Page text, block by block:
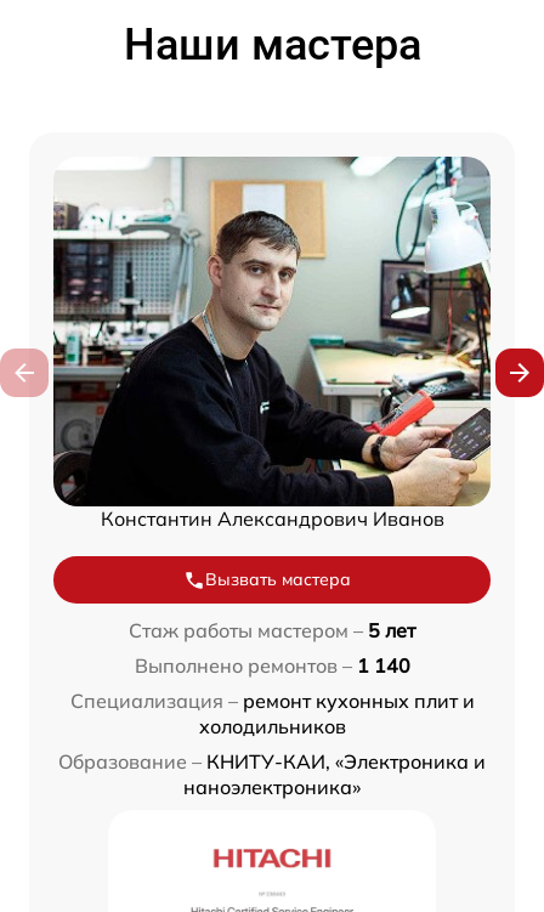
Наши мастера
Константин Александрович Иванов
Вызвать мастера
Стаж работы мастером – 5 лет
Выполнено ремонтов – 1 140
Специализация – ремонт кухонных плит и
холодильников
Образование – КНИТУ-КАИ, «Электроника и
наноэлектроника»